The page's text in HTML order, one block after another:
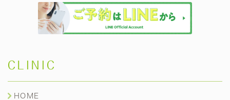
CLINIC
HOME